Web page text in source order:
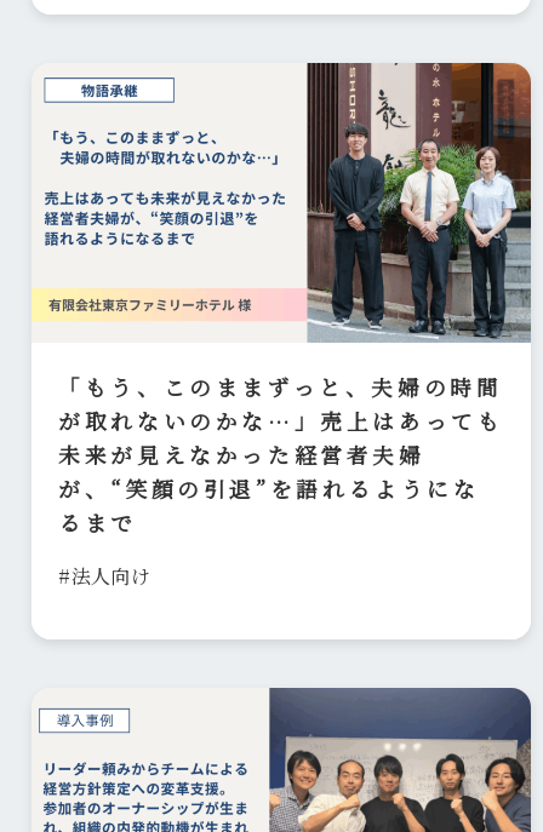
「もう、このままずっと、夫婦の時間
が取れないのかな…」売上はあっても
未来が見えなかった経営者夫婦
が、“笑顔の引退”を語れるようにな
るまで
#法人向け